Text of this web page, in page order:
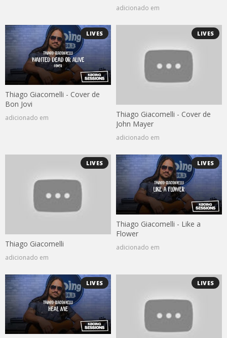
adicionado em
LIVES
Thiago Giacomelli - Cover de
Bon Jovi
adicionado em
LIVES
Thiago Giacomelli - Cover de
John Mayer
adicionado em
LIVES
Thiago Giacomelli
adicionado em
LIVES
Thiago Giacomelli - Like a
Flower
adicionado em
LIVES LIVES